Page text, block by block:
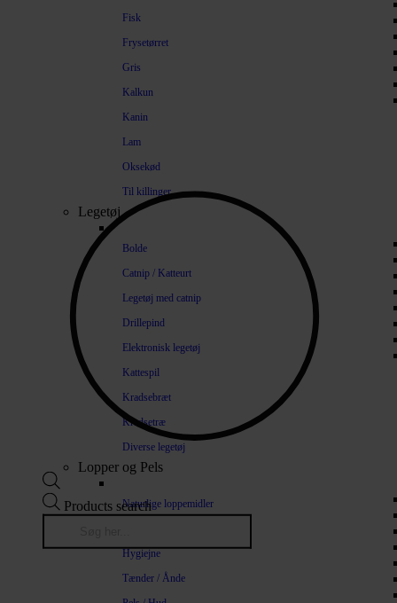
Fisk
Frysetørret
Gris
Kalkun
Kanin
Lam
Oksekød
Til killinger
Legetøj
Bolde
Catnip / Katteurt
Legetøj med catnip
Drillepind
Elektronisk legetøj
Kattespil
Kradsebræt
Kradsetræ
Diverse legetøj
Lopper og Pels
Naturlige loppemidler
Hygiejne
Tænder / Ånde
Products search